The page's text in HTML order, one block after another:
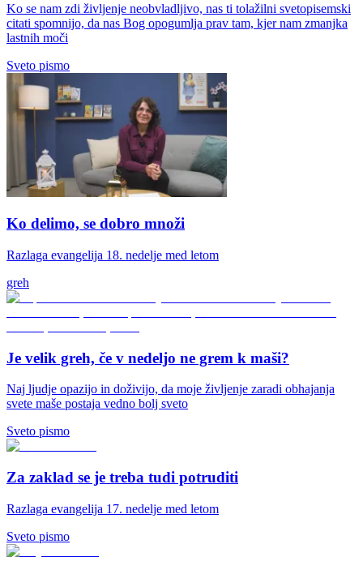
Ko se nam zdi življenje neobvladljivo, nas ti tolažilni svetopisemski
citati spomnijo, da nas Bog opogumlja prav tam, kjer nam zmanjka
lastnih moči
Sveto pismo
Ko delimo, se dobro množi
Razlaga evangelija 18. nedelje med letom
greh
Je velik greh, če v nedeljo ne grem k maši?
Naj ljudje opazijo in doživijo, da moje življenje zaradi obhajanja
svete maše postaja vedno bolj sveto
Sveto pismo
Za zaklad se je treba tudi potruditi
Razlaga evangelija 17. nedelje med letom
Sveto pismo